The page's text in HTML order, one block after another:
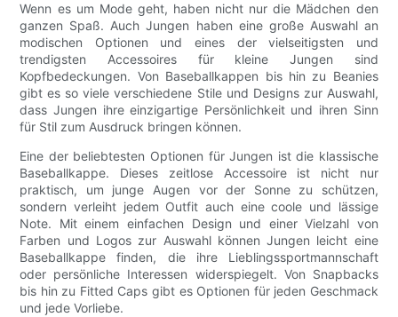
Wenn es um Mode geht, haben nicht nur die Mädchen den
ganzen Spaß. Auch Jungen haben eine große Auswahl an
modischen Optionen und eines der vielseitigsten und
trendigsten Accessoires für kleine Jungen sind
Kopfbedeckungen. Von Baseballkappen bis hin zu Beanies
gibt es so viele verschiedene Stile und Designs zur Auswahl,
dass Jungen ihre einzigartige Persönlichkeit und ihren Sinn
für Stil zum Ausdruck bringen können.
Eine der beliebtesten Optionen für Jungen ist die klassische
Baseballkappe. Dieses zeitlose Accessoire ist nicht nur
praktisch, um junge Augen vor der Sonne zu schützen,
sondern verleiht jedem Outfit auch eine coole und lässige
Note. Mit einem einfachen Design und einer Vielzahl von
Farben und Logos zur Auswahl können Jungen leicht eine
Baseballkappe finden, die ihre Lieblingssportmannschaft
oder persönliche Interessen widerspiegelt. Von Snapbacks
bis hin zu Fitted Caps gibt es Optionen für jeden Geschmack
und jede Vorliebe.